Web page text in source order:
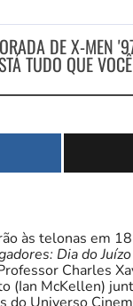
DE X-MEN
TUDO QUE
às telonas em
Dia do
Charles
(Ian McKellen)